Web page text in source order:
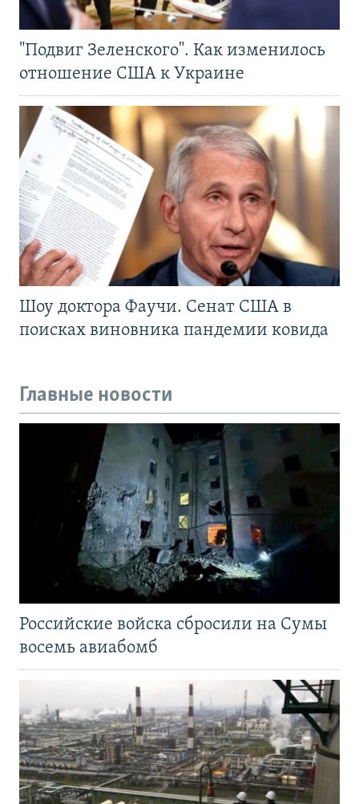
"Подвиг Зеленского". Как изменилось
отношение США к Украине
Шоу доктора Фаучи. Сенат США в
поисках виновника пандемии ковида
Главные новости
Российские войска сбросили на Сумы
восемь авиабомб